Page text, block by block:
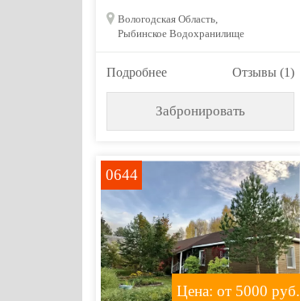
Вологодская Область,
Рыбинское Водохранилище
Подробнее Отзывы (1)
Забронировать
0644
Цена: от 5000 руб.